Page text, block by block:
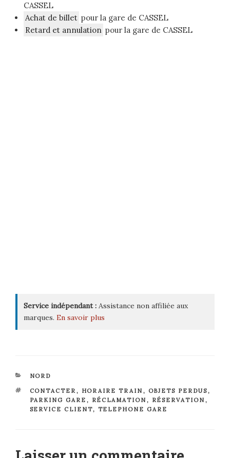
CASSEL
Achat de billet pour la gare de CASSEL
Retard et annulation pour la gare de CASSEL
Service indépendant : Assistance non affiliée aux
marques. En savoir plus
CATÉGORIES
NORD
ÉTIQUETTES
CONTACTER, HORAIRE TRAIN , OBJETS PERDUS,
PARKING GARE , RÉCLAMATION , RÉSERVATION ,
SERVICE CLIENT, TELEPHONE GARE